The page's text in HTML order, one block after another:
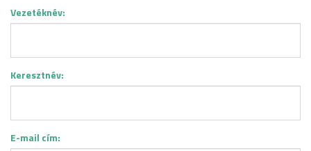
Vezetéknév:
Keresztnév:
E-mail cím: